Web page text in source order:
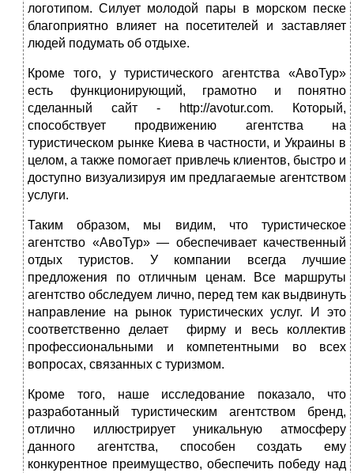
логотипом. Силует молодой пары в морском песке
благоприятно влияет на посетителей и заставляет
людей подумать об отдыхе.
Кроме того, у туристического агентства «АвоТур»
есть функционирующий, грамотно и понятно
сделанный сайт - http://avotur.com. Который,
способствует продвижению агентства на
туристическом рынке Киева в частности, и Украины в
целом, а также помогает привлечь клиентов, быстро и
доступно визуализируя им предлагаемые агентством
услуги.
Таким образом, мы видим, что туристическое
агентство «АвоТур» — обеспечивает качественный
отдых туристов. У компании всегда лучшие
предложения по отличным ценам. Все маршруты
агентство обследуем лично, перед тем как выдвинуть
направление на рынок туристических услуг. И это
соответственно делает фирму и весь коллектив
профессиональными и компетентными во всех
вопросах, связанных с туризмом.
Кроме того, наше исследование показало, что
разработанный туристическим агентством бренд,
отлично иллюстрирует уникальную атмосферу
данного агентства, способен создать ему
конкурентное преимущество, обеспечить победу над